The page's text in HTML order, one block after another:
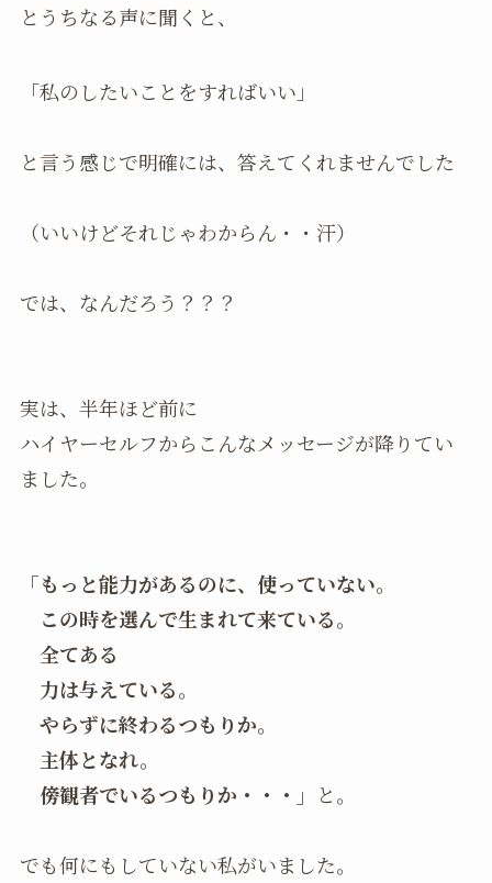
とうちなる声に聞くと、
「私のしたいことをすればいい」
と言う感じで明確には、答えてくれませんでした
（いいけどそれじゃわからん・・汗）
では、なんだろう？？？
実は、半年ほど前に
ハイヤーセルフからこんなメッセージが降りてい
ました。
「もっと能力があるのに、使っていない。
この時を選んで生まれて来ている。
全てある
力は与えている。
やらずに終わるつもりか。
主体となれ。
傍観者でいるつもりか・・・」
と。
でも何にもしていない私がいました。